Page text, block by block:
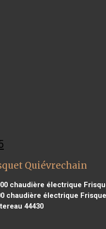
Quiévrechain
chaudière électrique
chaudière électrique
44430